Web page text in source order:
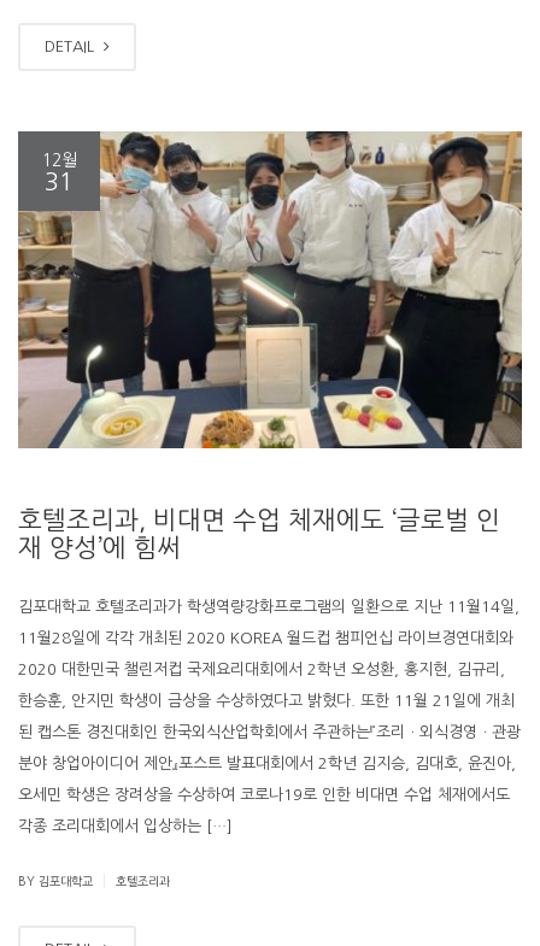
DETAIL
12월
31
호텔조리과, 비대면 수업 체재에도 ‘글로벌 인
재 양성’에 힘써
김포대학교 호텔조리과가 학생역량강화프로그램의 일환으로 지난 11월14일,
11월28일에 각각 개최된 2020 KOREA 월드컵 챔피언십 라이브경연대회와
2020 대한민국 챌린저컵 국제요리대회에서 2학년 오성환, 홍지현, 김규리,
한승훈, 안지민 학생이 금상을 수상하였다고 밝혔다. 또한 11월 21일에 개최
된 캡스톤 경진대회인 한국외식산업학회에서 주관하는『조리ㆍ외식경영ㆍ관광
분야 창업아이디어 제안』포스트 발표대회에서 2학년 김지승, 김대호, 윤진아,
오세민 학생은 장려상을 수상하여 코로나19로 인한 비대면 수업 체재에서도
각종 조리대회에서 입상하는 […]
BY 김포대학교 호텔조리과